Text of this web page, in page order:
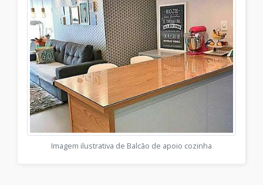
Imagem ilustrativa de Balcão de apoio cozinha